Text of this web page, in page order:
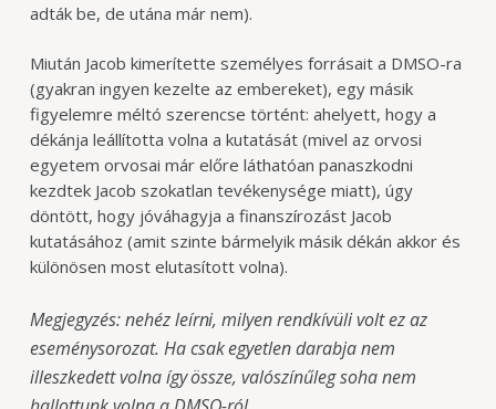
adták be, de utána már nem).
Miután Jacob kimerítette személyes forrásait a DMSO-ra
(gyakran ingyen kezelte az embereket), egy másik
figyelemre méltó szerencse történt: ahelyett, hogy a
dékánja leállította volna a kutatását (mivel az orvosi
egyetem orvosai már előre láthatóan panaszkodni
kezdtek Jacob szokatlan tevékenysége miatt), úgy
döntött, hogy jóváhagyja a finanszírozást Jacob
kutatásához (amit szinte bármelyik másik dékán akkor és
különösen most elutasított volna).
Megjegyzés: nehéz leírni, milyen rendkívüli volt ez az
eseménysorozat. Ha csak egyetlen darabja nem
illeszkedett volna így össze, valószínűleg soha nem